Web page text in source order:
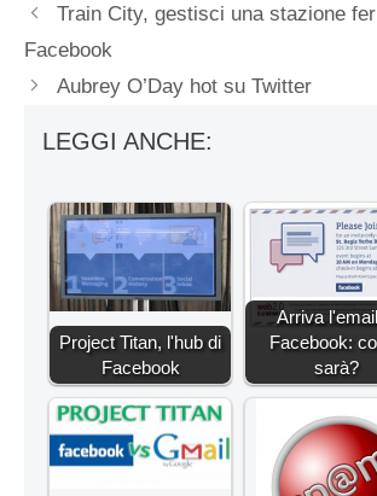
Train City, gestisci una stazione
Facebook
Aubrey O’Day hot su Twitter
LEGGI ANCHE:
Project Titan, l'hub di
Facebook
Arriva
Facebook:
sarà?